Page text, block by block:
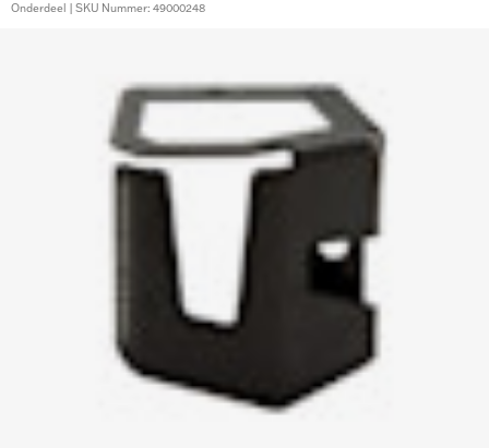
Onderdeel | SKU Nummer: 49000248